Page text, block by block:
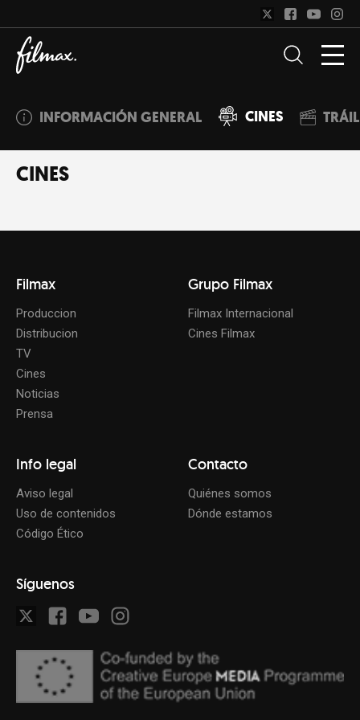
INFORMACIÓN GENERAL CINES
CINES
Filmax
Produccion
Distribucion
TV
Cines
Noticias
Prensa
Grupo Filmax
Filmax Internacional
Cines Filmax
Info legal
Aviso legal
Uso de contenidos
Código Ético
Contacto
Quiénes somos
Dónde estamos
Síguenos